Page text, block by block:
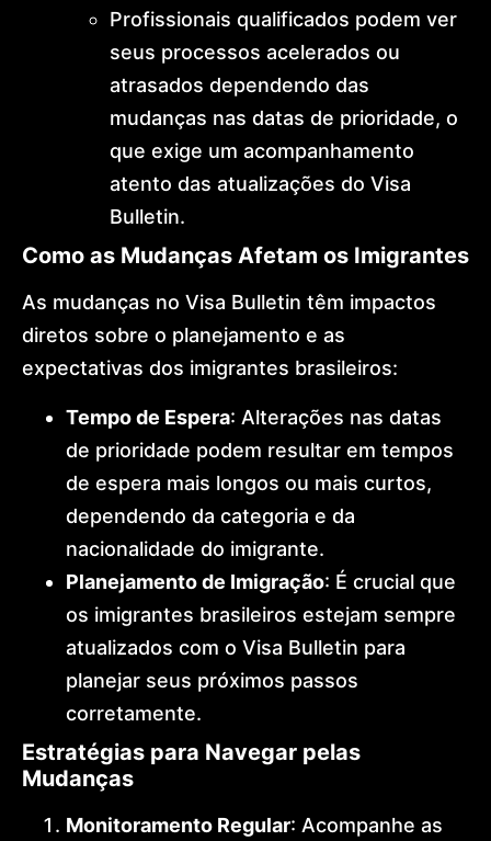
Profissionais qualificados podem ver
seus processos acelerados ou
atrasados dependendo das
mudanças nas datas de prioridade, o
que exige um acompanhamento
atento das atualizações do Visa
Bulletin.
Como as Mudanças Afetam os Imigrantes
As mudanças no Visa Bulletin têm impactos
diretos sobre o planejamento e as
expectativas dos imigrantes brasileiros:
Tempo de Espera: Alterações nas datas
de prioridade podem resultar em tempos
de espera mais longos ou mais curtos,
dependendo da categoria e da
nacionalidade do imigrante.
Planejamento de Imigração: É crucial que
os imigrantes brasileiros estejam sempre
atualizados com o Visa Bulletin para
planejar seus próximos passos
corretamente.
Estratégias para Navegar pelas
Mudanças
Monitoramento Regular: Acompanhe as